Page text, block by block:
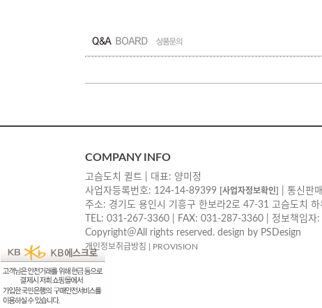
COMPANY INFO
고슴도치 퀼트 | 대표: 양미정
사업자등록번호: 124-14-89399
[사업자정보확인]
| 통신판
주소: 경기도 용인시 기흥구 한보라2로 47-31 고슴도치 하
TEL: 031-267-3360 | FAX: 031-287-3360 | 정보책임자:
Copyright＠All rights reserved. design by PSDesign
개인정보취급방침 PROVISION